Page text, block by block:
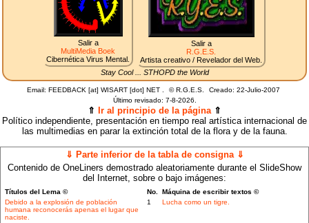
Salir a
MultiMedia Boek
Cibernética Virus Mental.
Salir a
R.G.E.S.
Artista creativo / Revelador del Web.
Stay Cool ... STHOPD the World
Email: FEEDBACK [at] WISART [dot] NET . ©R.G.E.S.
Creado: 22-Julio-2007
Último revisado: 7-8-2026.
⇑ Ir al principio de la página⇑
Político independiente, presentación en tiempo real artística internacional de
las multimedias en parar la extinción total de la flora y de la fauna.
⇓ Parte inferior de la tabla de consigna ⇓
Contenido de OneLiners demostrado aleatoriamente durante el SlideShow
del Internet, sobre o bajo imágenes:
Títulos del Lema © No. Máquina de escribir textos ©
Debido a la explosión de población
humana reconocerás apenas el lugar que
naciste.
1 Lucha como un tigre.